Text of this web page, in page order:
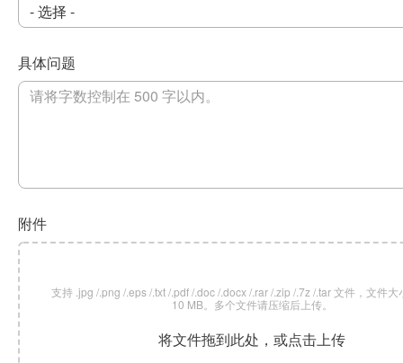
具体问题
附件
支持 .jpg /.png /.eps /.txt /.pdf /.doc /.docx /.rar /.zip /.7z /.tar 文件，文件大
10 MB。多个文件请压缩后上传。
将文件拖到此处，或点击上传